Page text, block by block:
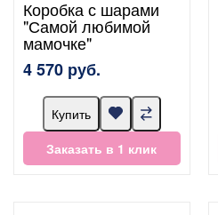
Коробка с шарами
"Самой любимой
мамочке"
4 570 руб.
Купить
Заказать в 1 клик